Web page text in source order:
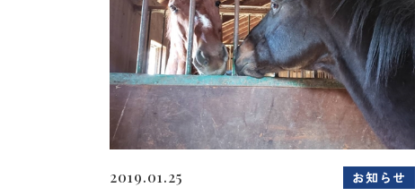
2019.01.25 お知らせ